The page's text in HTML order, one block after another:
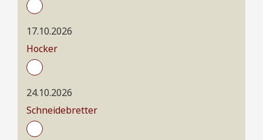
17.10.2026
Hocker
24.10.2026
Schneidebretter